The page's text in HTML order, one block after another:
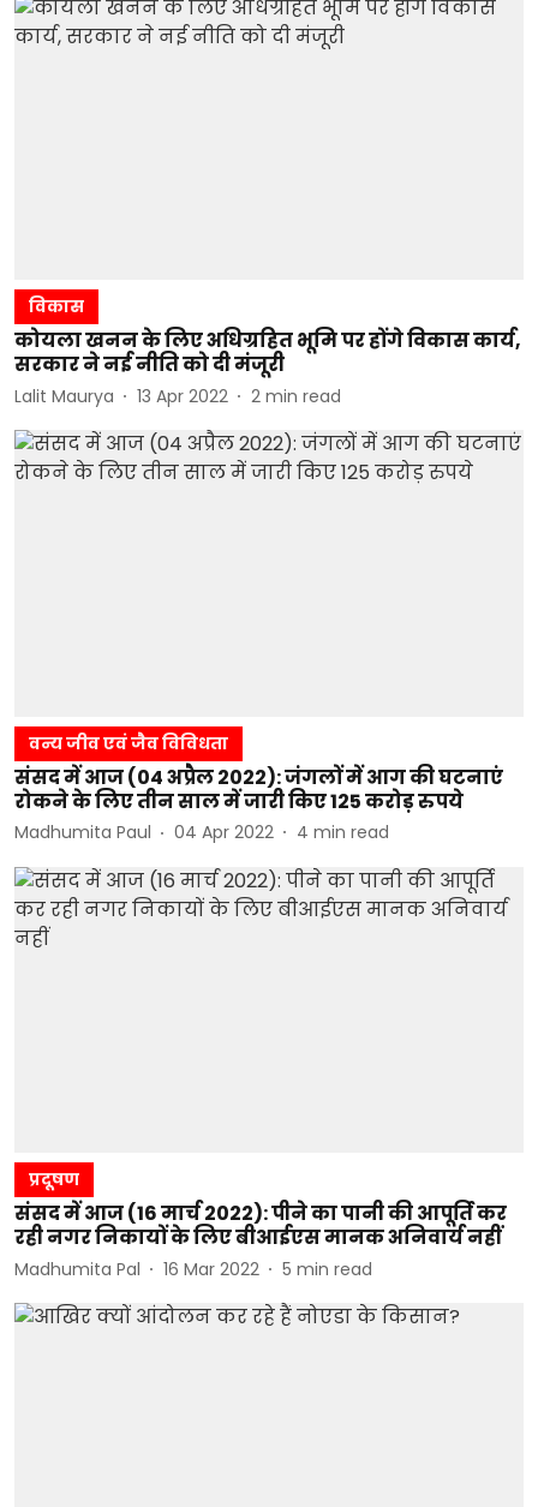
विकास
कोयला खनन के लिए अधिग्रहित भूमि पर होंगे विकास कार्य,
सरकार ने नई नीति को दी मंजूरी
Lalit Maurya 13 Apr 2022 2 min read
वन्य जीव एवं जैव विविधता
संसद में आज (04 अप्रैल 2022): जंगलों में आग की घटनाएं
रोकने के लिए तीन साल में जारी किए 125 करोड़ रुपये
Madhumita Paul 04 Apr 2022 4 min read
प्रदूषण
संसद में आज (16 मार्च 2022): पीने का पानी की आपूर्ति कर
रही नगर निकायों के लिए बीआईएस मानक अनिवार्य नहीं
Madhumita Pal 16 Mar 2022 5 min read